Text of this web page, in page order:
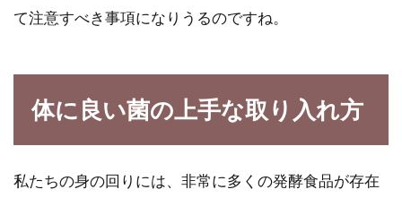
て注意すべき事項になりうるのですね。
体に良い菌の上手な取り入れ方
私たちの身の回りには、非常に多くの発酵食品が存在